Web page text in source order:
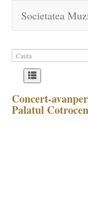
Societatea
Concert-
Palatul